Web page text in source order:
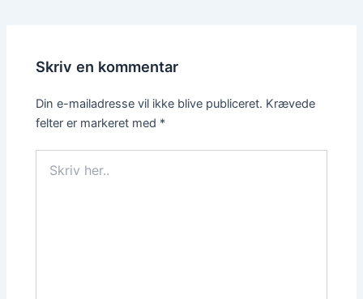
Skriv en kommentar
Din e-mailadresse vil ikke blive publiceret. Krævede
felter er markeret med *
her..